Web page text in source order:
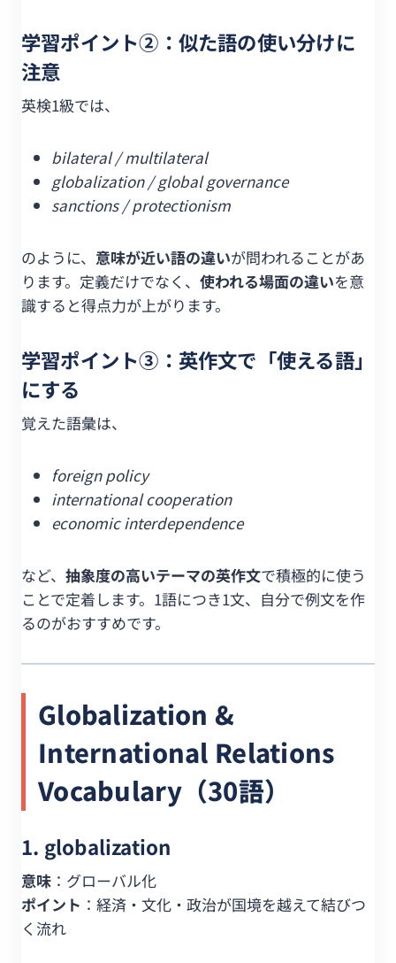
学習ポイント②：似た語の使い分けに
注意
英検1級では、
bilateral / multilateral
globalization / global governance
sanctions / protectionism
のように、 意味が近い語の違いが問われることがあ
ります。定義だけでなく、 使われる場面の違いを意
識すると得点力が上がります。
学習ポイント③：英作文で「使える語」
にする
覚えた語彙は、
foreign policy
international cooperation
economic interdependence
など、 抽象度の高いテーマの英作文で積極的に使う
ことで定着します。1語につき1文、自分で例文を作
るのがおすすめです。
Globalization &
International Relations
Vocabulary（30語）
1. globalization
意味 ：グローバル化
ポイント ：経済・文化・政治が国境を越えて結びつ
く流れ